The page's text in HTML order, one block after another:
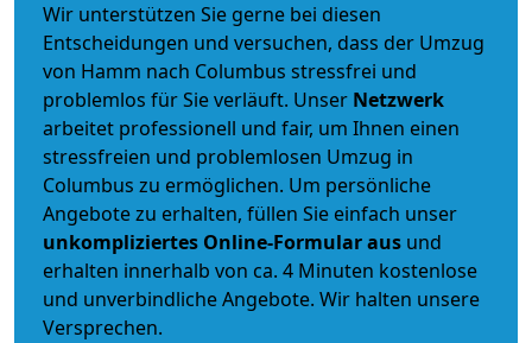
Wir unterstützen Sie gerne bei diesen
Entscheidungen und versuchen, dass der Umzug
von Hamm nach Columbus stressfrei und
problemlos für Sie verläuft. Unser Netzwerk
arbeitet professionell und fair, um Ihnen einen
stressfreien und problemlosen Umzug in
Columbus zu ermöglichen. Um persönliche
Angebote zu erhalten, füllen Sie einfach unser
unkompliziertes Online-Formular aus und
erhalten innerhalb von ca. 4 Minuten kostenlose
und unverbindliche Angebote. Wir halten unsere
Versprechen.